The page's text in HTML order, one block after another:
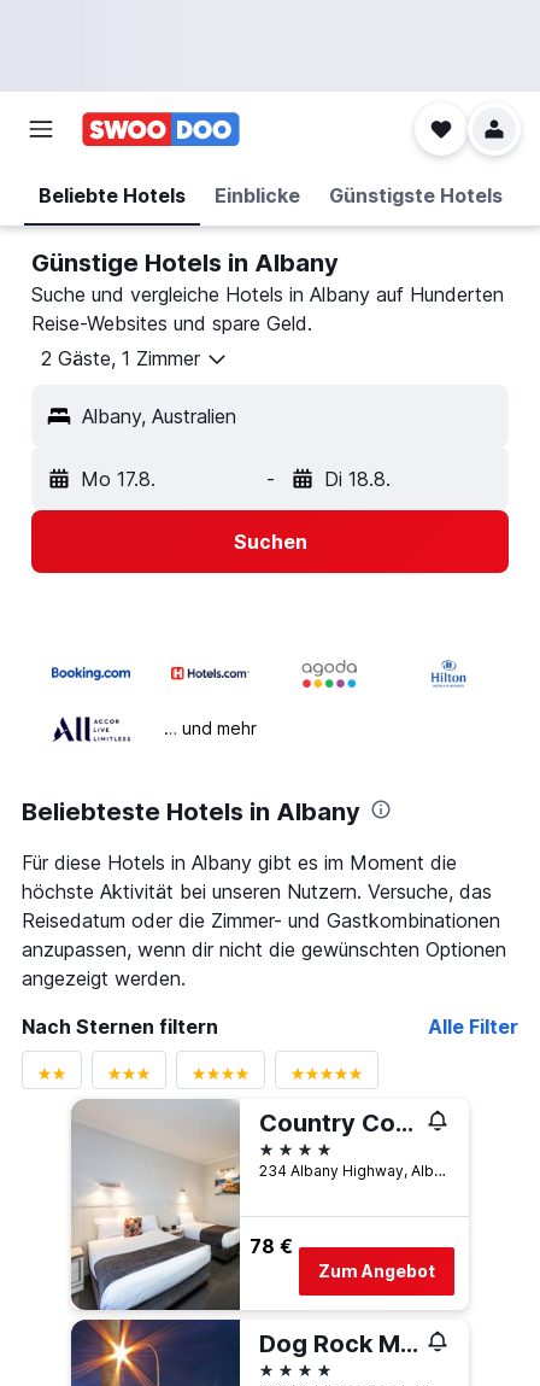
Beliebte Hotels Einblicke Günstigste Hotels
Günstige Hotels in Albany
Suche und vergleiche Hotels in Albany auf Hunderten
Reise-Websites und spare Geld.
2 Gäste, 1 Zimmer
Albany, Australien
Mo 17.8. - Di 18.8.
Suchen
… und mehr
Beliebteste Hotels in Albany
Für diese Hotels in Albany gibt es im Moment die
höchste Aktivität bei unseren Nutzern. Versuche, das
Reisedatum oder die Zimmer- und Gastkombinationen
anzupassen, wenn dir nicht die gewünschten Optionen
angezeigt werden.
Nach Sternen filtern
Alle Filter
Country Comfort Amity Motel
4 Sterne
234 Albany Highway, Albany, WA, Australien
78 €
Zum Angebot
Dog Rock Motel
4 Sterne